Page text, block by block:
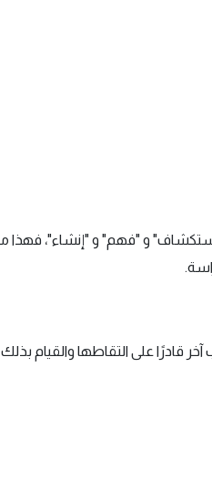
و "فهم" و "إنشاء"،
قادرًا على التقاطها والقيام